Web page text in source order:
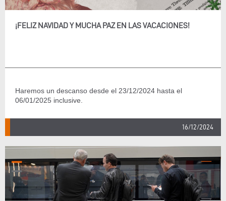
¡FELIZ NAVIDAD Y MUCHA PAZ EN LAS VACACIONES!
Haremos un descanso desde el 23/12/2024 hasta el
06/01/2025 inclusive.
16/12/2024